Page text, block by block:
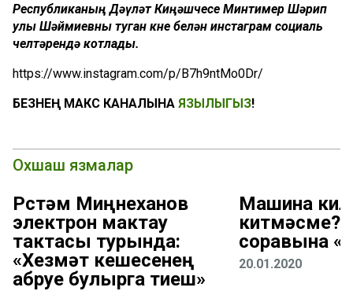
Республиканың Дәүләт Киңәшчесе Минтимер Шәрип
улы Шәймиевны туган көне белән инстаграм социаль
челтәрендә котлады.
https://www.instagram.com/p/B7h9ntMo0Dr/
БЕЗНЕҢ МАКС КАНАЛЫНА ЯЗЫЛЫГЫЗ!
Охшаш язмалар
Рөстәм Миңнеханов
электрон мактау
тактасы турында:
«Хезмәт кешесенең
абруе булырга тиеш»
Машина
китмәсме?
соравына
20.01.2020